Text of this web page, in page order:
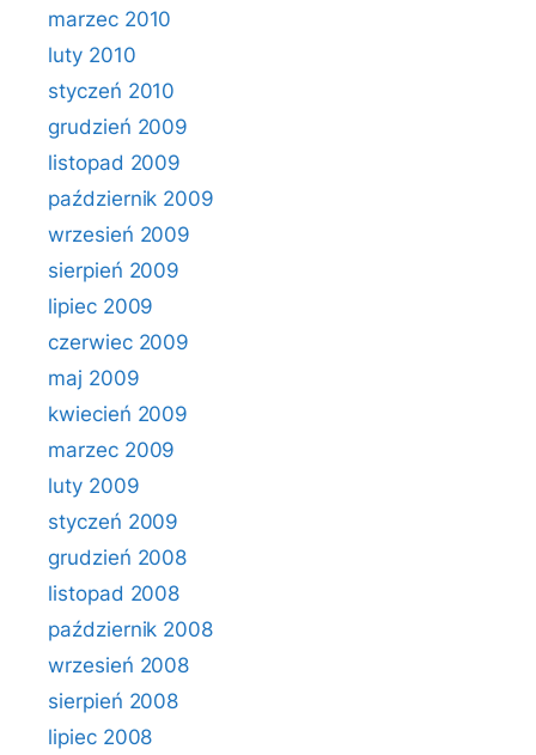
marzec 2010
luty 2010
styczeń 2010
grudzień 2009
listopad 2009
październik 2009
wrzesień 2009
sierpień 2009
lipiec 2009
czerwiec 2009
maj 2009
kwiecień 2009
marzec 2009
luty 2009
styczeń 2009
grudzień 2008
listopad 2008
październik 2008
wrzesień 2008
sierpień 2008
lipiec 2008